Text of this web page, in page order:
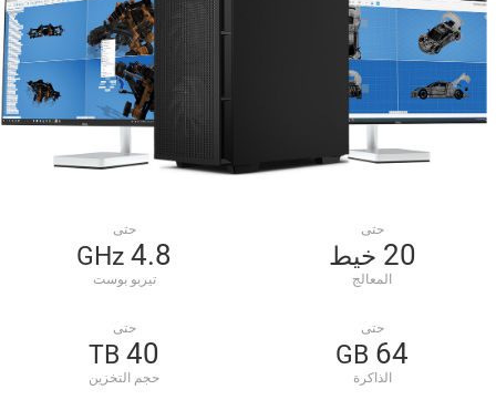
حتى
20 خيط
المعالج
حتى
4.8
GHz
تيربو بوست
حتى
64
GB
الذاكرة
حتى
40
TB
حجم التخزين